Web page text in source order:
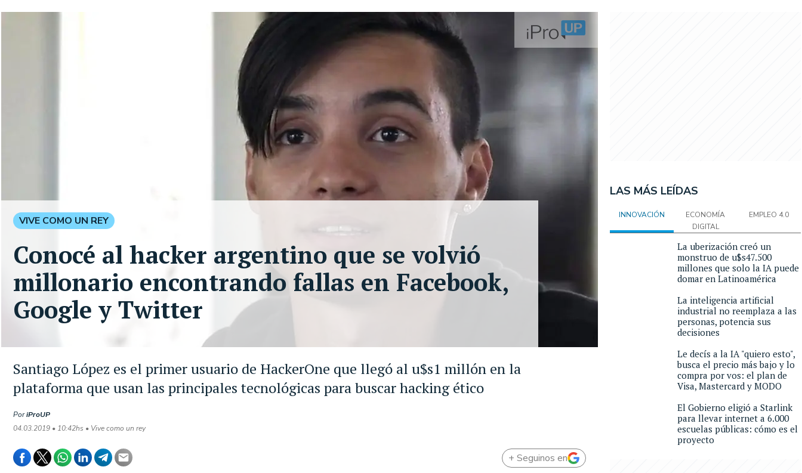
Santiago López es el primer usuario de HackerOne que llegó al u$s1 millón en la
plataforma que usan las principales tecnológicas para buscar hacking ético
PoriProUP
04.03.2019 • 10:42hs • Vive como un rey
VIVE COMO UN REY
Conocé al hacker argentino que se volvió
millonario encontrando fallas en Facebook,
Google y Twitter
+ Seguinos en
LAS MÁS LEÍDAS
INNOVACIÓN
ECONOMÍA
DIGITAL
EMPLEO 4.0
La uberización creó un
monstruo de u$s47.500
millones que solo la IA puede
domar en Latinoamérica
La inteligencia artificial
industrial no reemplaza a las
personas, potencia sus
decisiones
Le decís a la IA "quiero esto",
busca el precio más bajo y lo
compra por vos: el plan de
Visa, Mastercard y MODO
El Gobierno eligió a Starlink
para llevar internet a 6.000
escuelas públicas: cómo es el
proyecto